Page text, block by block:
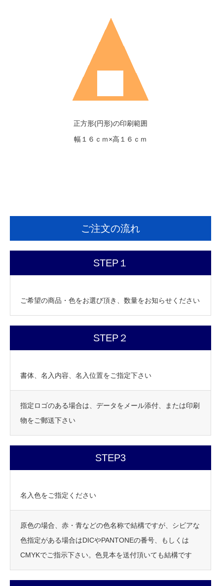
正方形(円形)の印刷範囲
幅１６ｃｍ×高１６ｃｍ
ご注文の流れ
STEP１
ご希望の商品・色をお選び頂き、数量をお知らせください
STEP２
書体、名入内容、名入位置をご指定下さい
指定ロゴのある場合は、データをメール添付、または印刷
物をご郵送下さい
STEP3
名入色をご指定ください
原色の場合、赤・青などの色名称で結構ですが、シビアな
色指定がある場合はDICやPANTONEの番号、もしくは
CMYKでご指示下さい。色見本を送付頂いても結構です